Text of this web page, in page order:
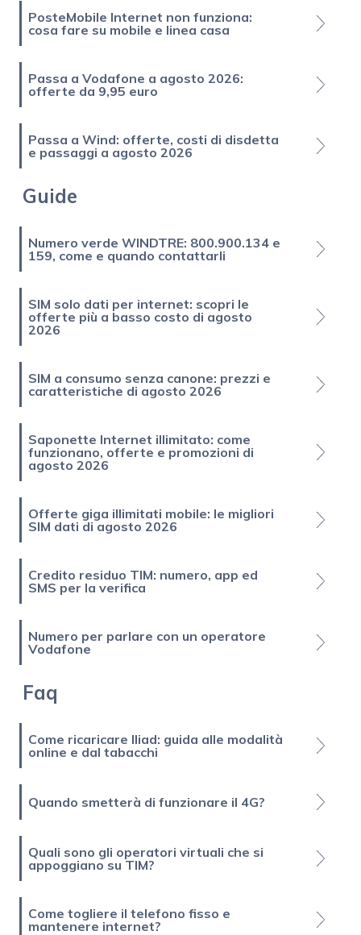
PosteMobile Internet non funziona:
cosa fare su mobile e linea casa
Passa a Vodafone a agosto 2026:
offerte da 9,95 euro
Passa a Wind: offerte, costi di disdetta
e passaggi a agosto 2026
Guide
Numero verde WINDTRE: 800.900.134 e
159, come e quando contattarli
SIM solo dati per internet: scopri le
offerte più a basso costo di agosto
2026
SIM a consumo senza canone: prezzi e
caratteristiche di agosto 2026
Saponette Internet illimitato: come
funzionano, offerte e promozioni di
agosto 2026
Offerte giga illimitati mobile: le migliori
SIM dati di agosto 2026
Credito residuo TIM: numero, app ed
SMS per la verifica
Numero per parlare con un operatore
Vodafone
Faq
Come ricaricare Iliad: guida alle modalità
online e dal tabacchi
Quando smetterà di funzionare il 4G?
Quali sono gli operatori virtuali che si
appoggiano su TIM?
Come togliere il telefono fisso e
mantenere internet?